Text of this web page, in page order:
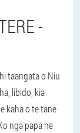
-
taangata o Niu
libido, kia
kaha o te tane
nga papa he